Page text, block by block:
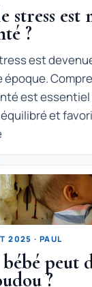
stress est
?
est
époque.
est
et
2025 · PAUL
peut
?